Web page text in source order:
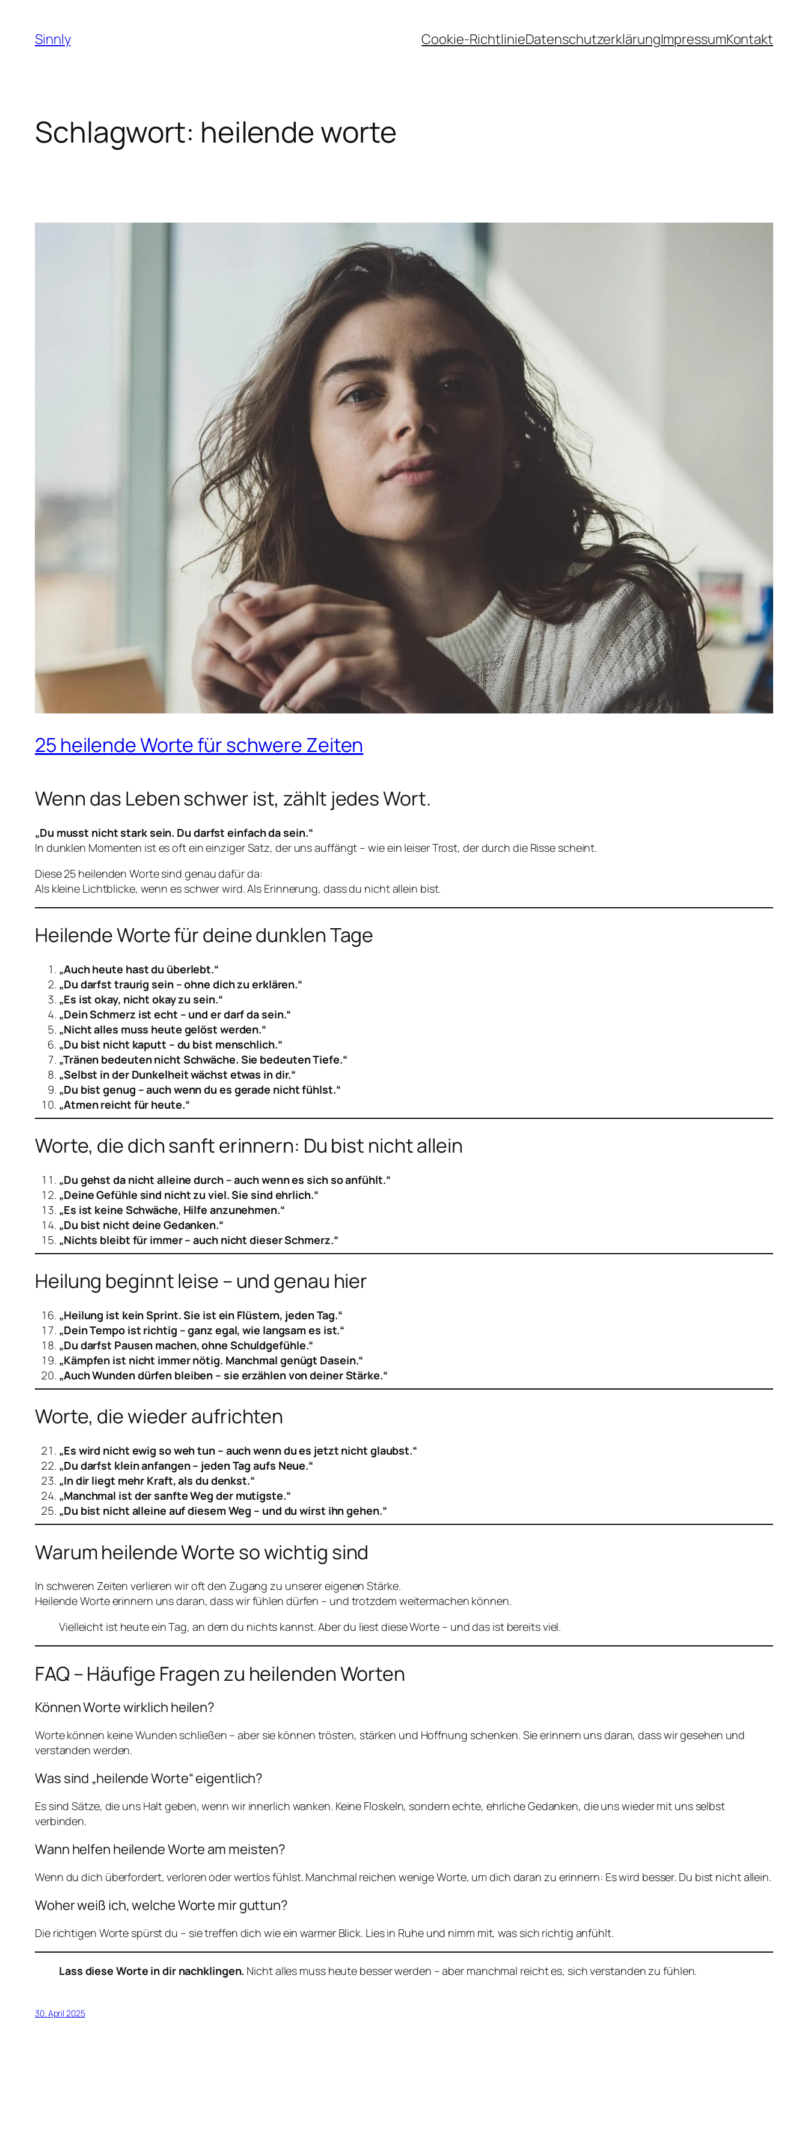
Inhalt
springen
Sinnly Cookie-RichtlinieDatenschutzerklärungImpressumKontakt
Schlagwort: heilende worte
25 heilende Worte für schwere Zeiten
Wenn das Leben schwer ist, zählt jedes Wort.
„Du musst nicht stark sein. Du darfst einfach da sein.“
In dunklen Momenten ist es oft ein einziger Satz, der uns auffängt – wie ein leiser Trost, der durch die Risse scheint.
Diese 25 heilenden Worte sind genau dafür da:
Als kleine Lichtblicke, wenn es schwer wird. Als Erinnerung, dass du nicht allein bist.
Heilende Worte für deine dunklen Tage
„Auch heute hast du überlebt.“
„Du darfst traurig sein – ohne dich zu erklären.“
„Es ist okay, nicht okay zu sein.“
„Dein Schmerz ist echt – und er darf da sein.“
„Nicht alles muss heute gelöst werden.“
„Du bist nicht kaputt – du bist menschlich.“
„Tränen bedeuten nicht Schwäche. Sie bedeuten Tiefe.“
„Selbst in der Dunkelheit wächst etwas in dir.“
„Du bist genug – auch wenn du es gerade nicht fühlst.“
„Atmen reicht für heute.“
Worte, die dich sanft erinnern: Du bist nicht allein
„Du gehst da nicht alleine durch – auch wenn es sich so anfühlt.“
„Deine Gefühle sind nicht zu viel. Sie sind ehrlich.“
„Es ist keine Schwäche, Hilfe anzunehmen.“
„Du bist nicht deine Gedanken.“
„Nichts bleibt für immer – auch nicht dieser Schmerz.“
Heilung beginnt leise – und genau hier
„Heilung ist kein Sprint. Sie ist ein Flüstern, jeden Tag.“
„Dein Tempo ist richtig – ganz egal, wie langsam es ist.“
„Du darfst Pausen machen, ohne Schuldgefühle.“
„Kämpfen ist nicht immer nötig. Manchmal genügt Dasein.“
„Auch Wunden dürfen bleiben – sie erzählen von deiner Stärke.“
Worte, die wieder aufrichten
„Es wird nicht ewig so weh tun – auch wenn du es jetzt nicht glaubst.“
„Du darfst klein anfangen – jeden Tag aufs Neue.“
„In dir liegt mehr Kraft, als du denkst.“
„Manchmal ist der sanfte Weg der mutigste.“
„Du bist nicht alleine auf diesem Weg – und du wirst ihn gehen.“
Warum heilende Worte so wichtig sind
In schweren Zeiten verlieren wir oft den Zugang zu unserer eigenen Stärke.
Heilende Worte erinnern uns daran, dass wir fühlen dürfen – und trotzdem weitermachen können.
Vielleicht ist heute ein Tag, an dem du nichts kannst. Aber du liest diese Worte – und das ist bereits viel.
FAQ – Häufige Fragen zu heilenden Worten
Können Worte wirklich heilen?
Worte können keine Wunden schließen – aber sie können trösten, stärken und Hoffnung schenken. Sie erinnern uns daran, dass wir gesehen und
verstanden werden.
Was sind „heilende Worte“ eigentlich?
Es sind Sätze, die uns Halt geben, wenn wir innerlich wanken. Keine Floskeln, sondern echte, ehrliche Gedanken, die uns wieder mit uns selbst
verbinden.
Wann helfen heilende Worte am meisten?
Wenn du dich überfordert, verloren oder wertlos fühlst. Manchmal reichen wenige Worte, um dich daran zu erinnern: Es wird besser. Du bist nicht allein.
Woher weiß ich, welche Worte mir guttun?
Die richtigen Worte spürst du – sie treffen dich wie ein warmer Blick. Lies in Ruhe und nimm mit, was sich richtig anfühlt.
Lass diese Worte in dir nachklingen. Nicht alles muss heute besser werden – aber manchmal reicht es, sich verstanden zu fühlen.
30. April 2025